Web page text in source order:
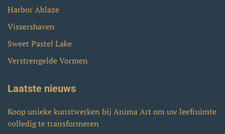
Harbor Ablaze
Vissershaven
Sweet Pastel Lake
Verstrengelde Vormen
Laatste nieuws
Koop unieke kunstwerken bij Anima Art om uw leefruimte
volledig te transformeren